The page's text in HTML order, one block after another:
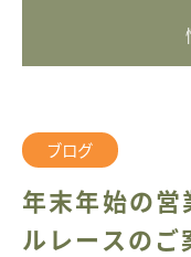
ブログ
年末年始の
ルレースのご